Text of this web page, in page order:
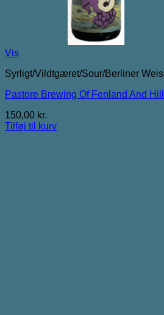
Vis
Syrligt/Vildtgæret/Sour/Berliner
Pastore Brewing Of Fenland And
150,00 kr.
Tilføj til kurv